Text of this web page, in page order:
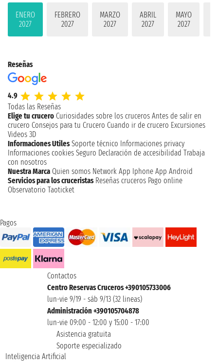
ENERO
2027
FEBRERO
2027
MARZO
2027
ABRIL
2027
MAYO
2027
Reseñas
4.9
Todas las Reseñas
Elige tu crucero Curiosidades sobre los cruceros Antes de salir en
crucero Consejos para tu Crucero Cuando ir de crucero Excursiones
Videos 3D
Informaciones Utiles Soporte técnico Informaciones privacy
Informaciones cookies Seguro Declaración de accesibilidad Trabaja
con nosotros
Nuestra Marca Quien somos Network App Iphone App Android
Servicios para los cruceristas Reseñas cruceros Pago online
Observatorio Taoticket
Pagos
Contactos
Centro Reservas Cruceros +390105733006
lun-vie 9/19 - sáb 9/13 (32 lineas)
Administración +390105704878
lun-vie 09:00 - 12:00 y 15:00 - 17:00
Asistencia gratuita
Soporte especializado
Inteligencia Artificial